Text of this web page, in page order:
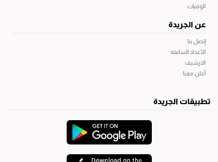
الوفيات
عن الجريدة
إتصل بنا
الأعداد السابقة
الارشيف
أعلن معنا
تطبيقات الجريدة